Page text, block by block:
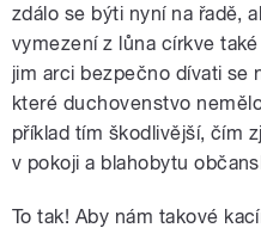
zdálo se býti nyní na řadě,
vymezení z lůna církve
jim arci bezpečno dívati se
které duchovenstvo
příklad tím škodlivější, čím
v pokoji a blahobytu
To tak! Aby nám takové